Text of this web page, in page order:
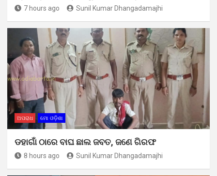
7 hours ago Sunil Kumar Dhangadamajhi
ଅପରାଧ ମୋ ଓଡ଼ିଶା
ଡହାଗାଁ ଠାରେ ବାଘ ଛାଲ ଜବତ, ଜଣେ ଗିରଫ
8 hours ago Sunil Kumar Dhangadamajhi